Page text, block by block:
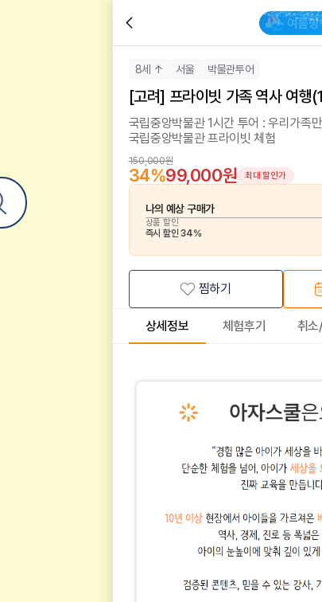
8세 ↑ 서울 박물관투어
[고려] 프라이빗 가족 역사 여행
국립중앙박물관 1시간 투어 : 우리가족
국립중앙박물관 프라이빗 체험
150,000원
34%99,000원 최대 할인가
나의 예상 구매가
상품 할인
즉시 할인34%
찜하기
상세정보 체험후기 취